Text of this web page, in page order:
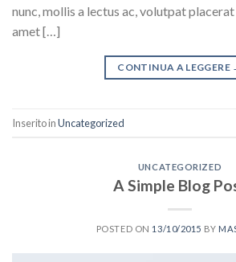
nunc, mollis a lectus ac, volutpat
amet […]
CONTINUA A LEGGERE
Inserito inUncategorized
UNCATEGORIZED
A Simple Blog
POSTED ON 13/10/2015 BY